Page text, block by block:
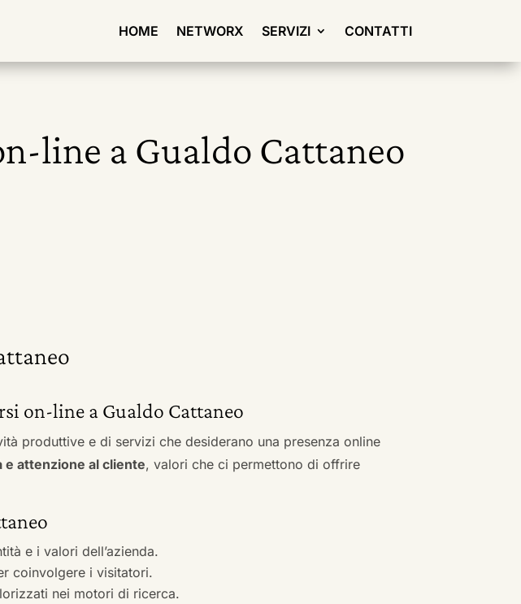
HOME NETWORX SERVIZI CONTATTI
line a Gualdo Cattaneo
on-line a Gualdo Cattaneo
produttive e di servizi che desiderano una presenza online
attenzione al cliente, valori che ci permettono di offrire
e i valori dell’azienda.
coinvolgere i visitatori.
nei motori di ricerca.